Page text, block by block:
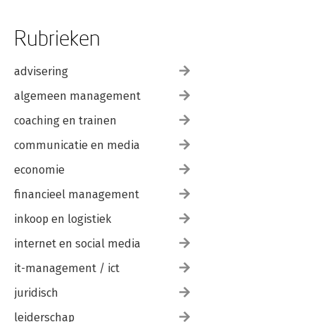
Rubrieken
advisering
algemeen management
coaching en trainen
communicatie en media
economie
financieel management
inkoop en logistiek
internet en social media
it-management / ict
juridisch
leiderschap